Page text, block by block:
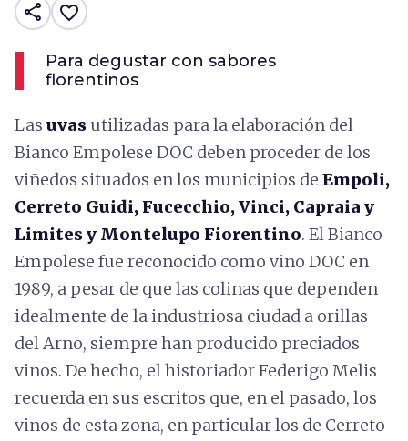
share favorite_border
Para degustar con sabores
florentinos
Las uvas utilizadas para la elaboración del
Bianco Empolese DOC deben proceder de los
viñedos situados en los municipios de Empoli,
Cerreto Guidi, Fucecchio, Vinci, Capraia y
Limites y Montelupo Fiorentino. El Bianco
Empolese fue reconocido como vino DOC en
1989, a pesar de que las colinas que dependen
idealmente de la industriosa ciudad a orillas
del Arno, siempre han producido preciados
vinos. De hecho, el historiador Federigo Melis
recuerda en sus escritos que, en el pasado, los
vinos de esta zona, en particular los de Cerreto